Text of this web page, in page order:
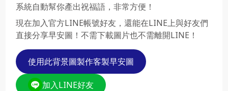
系統自動幫你產出祝福語，非常方便！
現在加入官方LINE帳號好友，還能在LINE上與好友們
直接分享早安圖！不需下載圖片也不需離開LINE！
使用此背景圖製作客製早安圖
加入LINE好友